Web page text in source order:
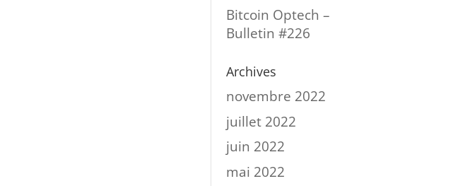
Bitcoin Optech –
Bulletin #226
Archives
novembre 2022
juillet 2022
juin 2022
mai 2022